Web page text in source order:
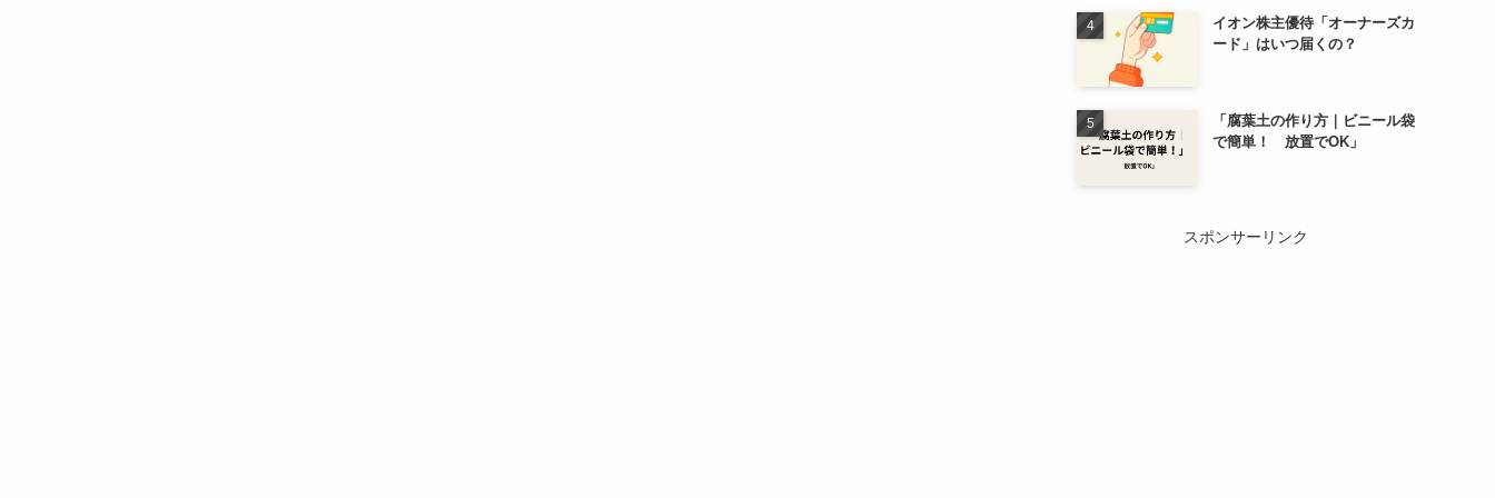
イオン株主優待「オーナーズカ
ード」はいつ届くの？
「腐葉土の作り方｜ビニール袋
で簡単！ 放置でOK」
スポンサーリンク